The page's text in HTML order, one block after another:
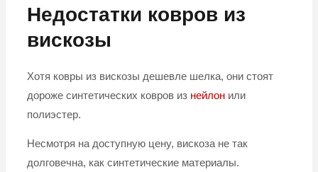
Недостатки ковров из
вискозы
Хотя ковры из вискозы дешевле шелка, они стоят
дороже синтетических ковров из нейлонили
полиэстер.
Несмотря на доступную цену, вискоза не так
долговечна, как синтетические материалы.